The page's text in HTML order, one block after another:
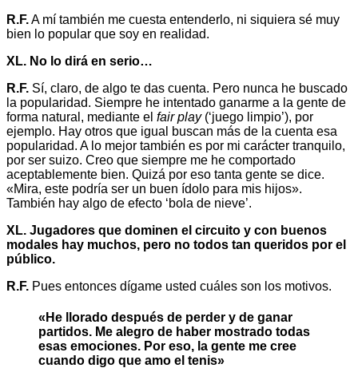
R.F.A mí también me cuesta entenderlo, ni siquiera sé muy
bien lo popular que soy en realidad.
XL. No lo dirá en serio…
R.F. Sí, claro, de algo te das cuenta. Pero nunca he buscado
la popularidad. Siempre he intentado ganarme a la gente de
forma natural, mediante el fair play(‘juego limpio’), por
ejemplo. Hay otros que igual buscan más de la cuenta esa
popularidad. A lo mejor también es por mi carácter tranquilo,
por ser suizo. Creo que siempre me he comportado
aceptablemente bien. Quizá por eso tanta gente se dice.
«Mira, este podría ser un buen ídolo para mis hijos».
También hay algo de efecto ‘bola de nieve’.
XL. Jugadores que dominen el circuito y con buenos
modales hay muchos, pero no todos tan queridos por el
público.
R.F. Pues entonces dígame usted cuáles son los motivos.
«He llorado después de perder y de ganar
partidos. Me alegro de haber mostrado todas
esas emociones. Por eso, la gente me cree
cuando digo que amo el tenis»